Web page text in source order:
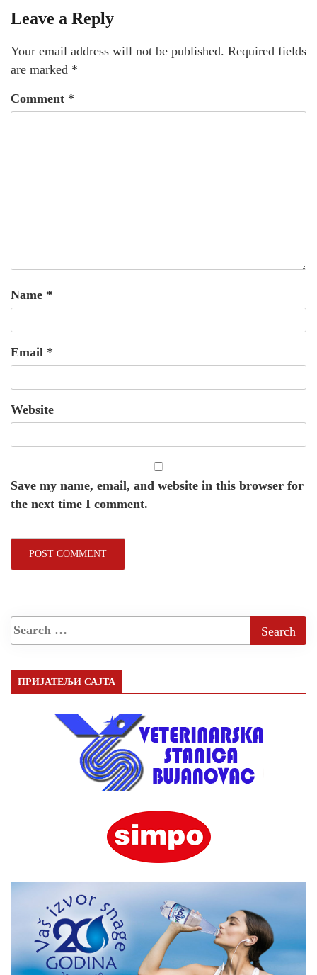
Leave a Reply
Your email address will not be published. Required fields
are marked *
Comment *
Name *
Email *
Website
Save my name, email, and website in this browser for
the next time I comment.
ПРИЈАТЕЉИ САЈТА